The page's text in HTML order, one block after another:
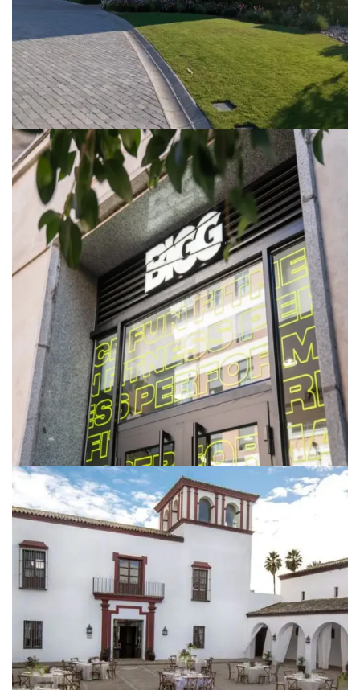
RETAIL
KIDS AROUND
DEPORTIVO
BIGG FIT